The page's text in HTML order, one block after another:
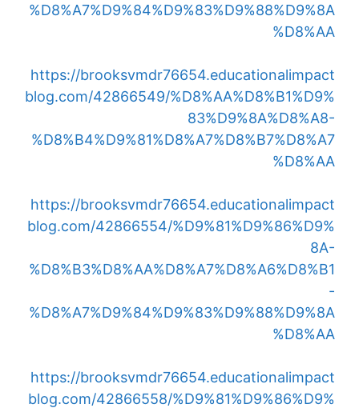
%D8%A7%D9%84%D9%83%D9%88%D9%8A
%D8%AA
https://brooksvmdr76654.educationalimpact
blog.com/42866549/%D8%AA%D8%B1%D9%
83%D9%8A%D8%A8-
%D8%B4%D9%81%D8%A7%D8%B7%D8%A7
%D8%AA
https://brooksvmdr76654.educationalimpact
blog.com/42866554/%D9%81%D9%86%D9%
8A-
%D8%B3%D8%AA%D8%A7%D8%A6%D8%B1
-
%D8%A7%D9%84%D9%83%D9%88%D9%8A
%D8%AA
https://brooksvmdr76654.educationalimpact
blog.com/42866558/%D9%81%D9%86%D9%